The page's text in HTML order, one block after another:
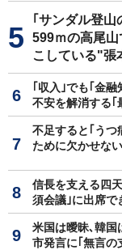
｢サンダル登
599ｍの高尾
こしている"張
｢収入｣でも｢金
不安を解消する｢
不足すると｢う
ために欠かせな
信長を支える四
須会議｣に出席で
米国は曖昧､韓
市発言に｢無言の